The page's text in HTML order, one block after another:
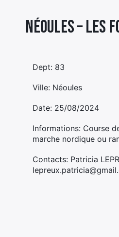
Néoules – LES
Dept: 83
Ville: Néoules
Date: 25/08/2024
Informations: Course
marche nordique ou
Contacts: Patricia